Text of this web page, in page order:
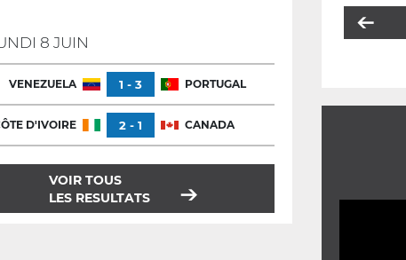
8 JUIN
VENEZUELA 1 - 3 PORTUGAL
D'IVOIRE 2 - 1 CANADA
VOIR TOUS
LES RESULTATS